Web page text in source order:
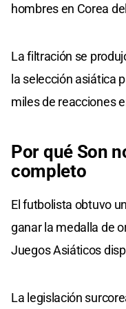
hombres en Corea
La filtración se
la selección asiática
miles de reacciones
Por qué Son
completo
El futbolista obtuvo
ganar la medalla de
Juegos Asiáticos
La legislación